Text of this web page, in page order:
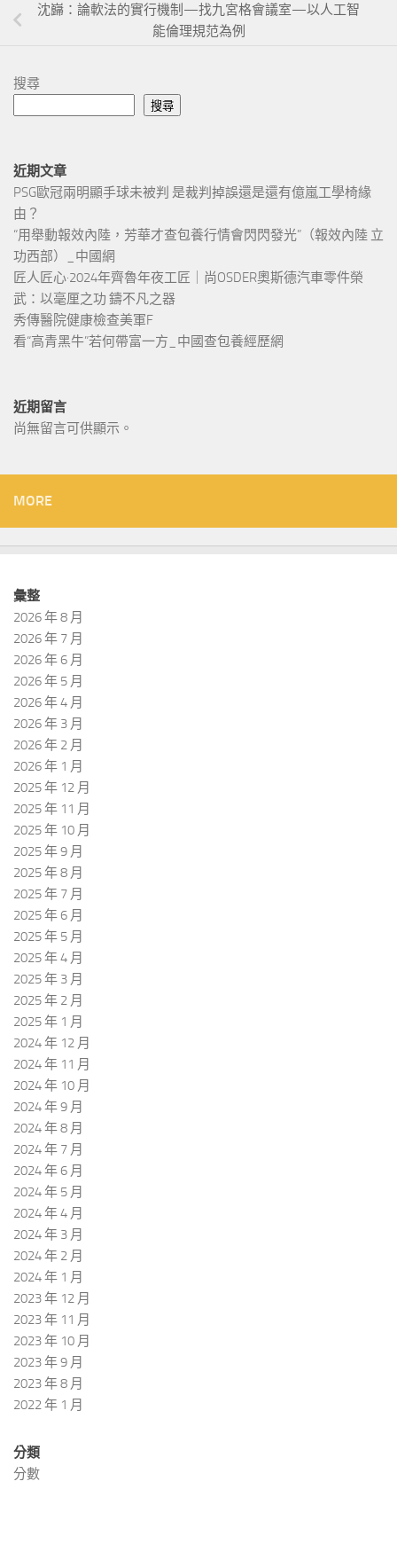
沈巋：論軟法的實行機制—找九宮格會議室—以人工智
能倫理規范為例
搜尋
搜尋
近期文章
PSG歐冠兩明顯手球未被判 是裁判掉誤還是還有億嵐工學椅緣
由？
“用舉動報效內陸，芳華才查包養行情會閃閃發光”（報效內陸 立
功西部）_中國網
匠人匠心·2024年齊魯年夜工匠｜尚OSDER奧斯德汽車零件榮
武：以毫厘之功 鑄不凡之器
秀傳醫院健康檢查美軍F
看“高青黑牛”若何帶富一方_中國查包養經歷網
近期留言
尚無留言可供顯示。
MORE
彙整
2026 年 8 月
2026 年 7 月
2026 年 6 月
2026 年 5 月
2026 年 4 月
2026 年 3 月
2026 年 2 月
2026 年 1 月
2025 年 12 月
2025 年 11 月
2025 年 10 月
2025 年 9 月
2025 年 8 月
2025 年 7 月
2025 年 6 月
2025 年 5 月
2025 年 4 月
2025 年 3 月
2025 年 2 月
2025 年 1 月
2024 年 12 月
2024 年 11 月
2024 年 10 月
2024 年 9 月
2024 年 8 月
2024 年 7 月
2024 年 6 月
2024 年 5 月
2024 年 4 月
2024 年 3 月
2024 年 2 月
2024 年 1 月
2023 年 12 月
2023 年 11 月
2023 年 10 月
2023 年 9 月
2023 年 8 月
2022 年 1 月
分類
分數